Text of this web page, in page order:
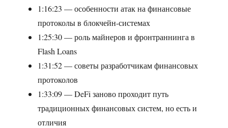
1:16:23 — особенности атак на финансовые
протоколы в блокчейн-системах
1:25:30 — роль майнеров и фронтраннинга в
Flash Loans
1:31:52 — советы разработчикам финансовых
протоколов
1:33:09 — DeFi заново проходит путь
традиционных финансовых систем, но есть и
отличия